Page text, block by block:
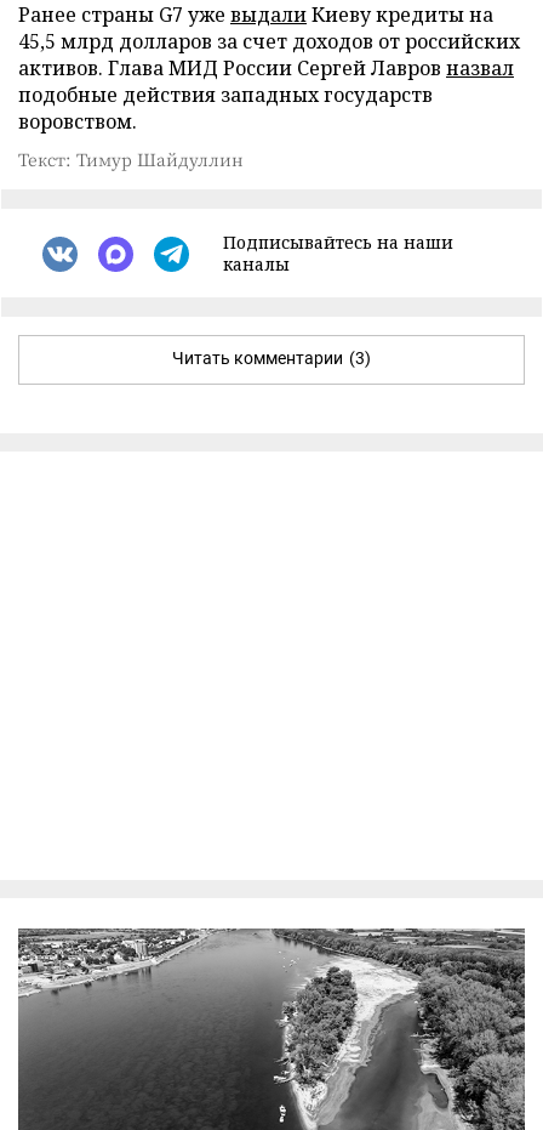
Ранее страны G7 уже выдалиКиеву кредиты на
45,5 млрд долларов за счет доходов от российских
активов. Глава МИД России Сергей Лавров назвал
подобные действия западных государств
воровством.
Текст: Тимур Шайдуллин
Подписывайтесь на наши
каналы
Читать комментарии (3)